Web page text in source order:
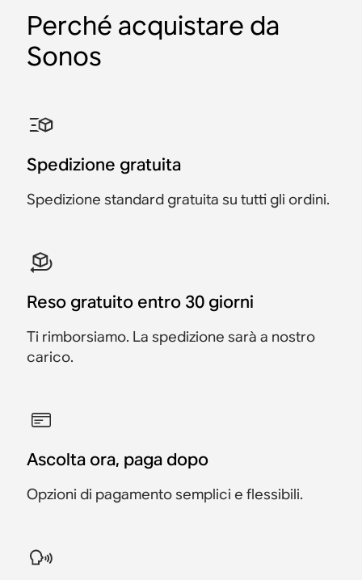
Supporto a parete per
CHF 49
Supporto a parete per
Supporto a parete per
Gancio da parete per
Supporto a pavimento
Supporto a pavimento
Perché acquistare da
Sonos
Spedizione gratuita
Spedizione standard gratuita su tutti gli ordini.
Reso gratuito entro 30 giorni
Ti rimborsiamo. La spedizione sarà a nostro
carico.
Ascolta ora, paga dopo
Opzioni di pagamento semplici e flessibili.